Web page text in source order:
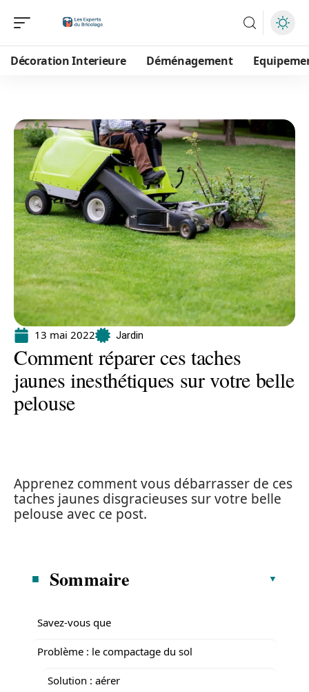
Décoration Interieure Déménagement
13 mai 2022 Jardin
Comment réparer ces taches
jaunes inesthétiques sur votre belle
pelouse
Apprenez comment vous débarrasser de ces
taches jaunes disgracieuses sur votre belle
pelouse avec ce post.
Sommaire
Savez-vous que
Problème : le compactage du sol
Solution : aérer